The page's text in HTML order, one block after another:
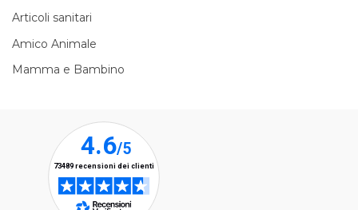
Articoli sanitari
Amico Animale
Mamma e Bambino